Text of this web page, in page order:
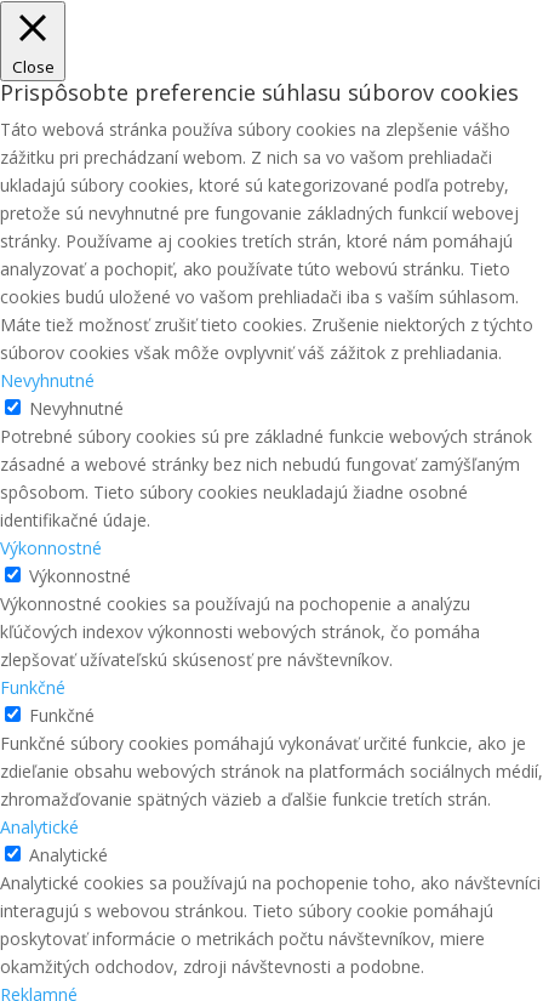
Close
Prispôsobte preferencie súhlasu súborov cookies
Táto webová stránka používa súbory cookies na zlepšenie vášho
zážitku pri prechádzaní webom. Z nich sa vo vašom prehliadači
ukladajú súbory cookies, ktoré sú kategorizované podľa potreby,
pretože sú nevyhnutné pre fungovanie základných funkcií webovej
stránky. Používame aj cookies tretích strán, ktoré nám pomáhajú
analyzovať a pochopiť, ako používate túto webovú stránku. Tieto
cookies budú uložené vo vašom prehliadači iba s vaším súhlasom.
Máte tiež možnosť zrušiť tieto cookies. Zrušenie niektorých z týchto
súborov cookies však môže ovplyvniť váš zážitok z prehliadania.
Nevyhnutné
Nevyhnutné
Potrebné súbory cookies sú pre základné funkcie webových stránok
zásadné a webové stránky bez nich nebudú fungovať zamýšľaným
spôsobom. Tieto súbory cookies neukladajú žiadne osobné
identifikačné údaje.
Výkonnostné
Výkonnostné
Výkonnostné cookies sa používajú na pochopenie a analýzu
kľúčových indexov výkonnosti webových stránok, čo pomáha
zlepšovať užívateľskú skúsenosť pre návštevníkov.
Funkčné
Funkčné
Funkčné súbory cookies pomáhajú vykonávať určité funkcie, ako je
zdieľanie obsahu webových stránok na platformách sociálnych médií,
zhromažďovanie spätných väzieb a ďalšie funkcie tretích strán.
Analytické
Analytické
Analytické cookies sa používajú na pochopenie toho, ako návštevníci
interagujú s webovou stránkou. Tieto súbory cookie pomáhajú
poskytovať informácie o metrikách počtu návštevníkov, miere
okamžitých odchodov, zdroji návštevnosti a podobne.
Reklamné